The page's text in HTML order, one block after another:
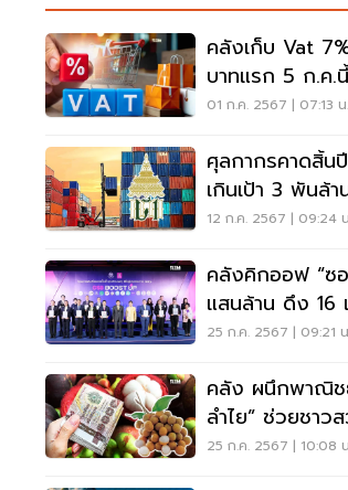
คลังเก็บ Vat
บาทแรก 5 ก.ค.
พันล้าน
01 ก.ค. 2567 | 07:13 น.
ศุลกากรคาดสิ้น
เกินเป้า 3 พันล้
เถื่อน
12 ก.ค. 2567 | 09:24
คลังคิกออฟ “ซ
แสนล้าน ดึง 16
มอี
25 ก.ค. 2567 | 09:21
คลัง ผนึกพาณิ
ลำไย” ช่วยชาว
25 ก.ค. 2567 | 10:08